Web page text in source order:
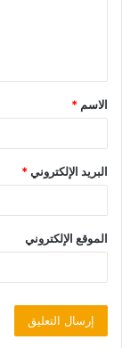
الاسم *
البريد الإلكتروني*
الموقع الإلكتروني